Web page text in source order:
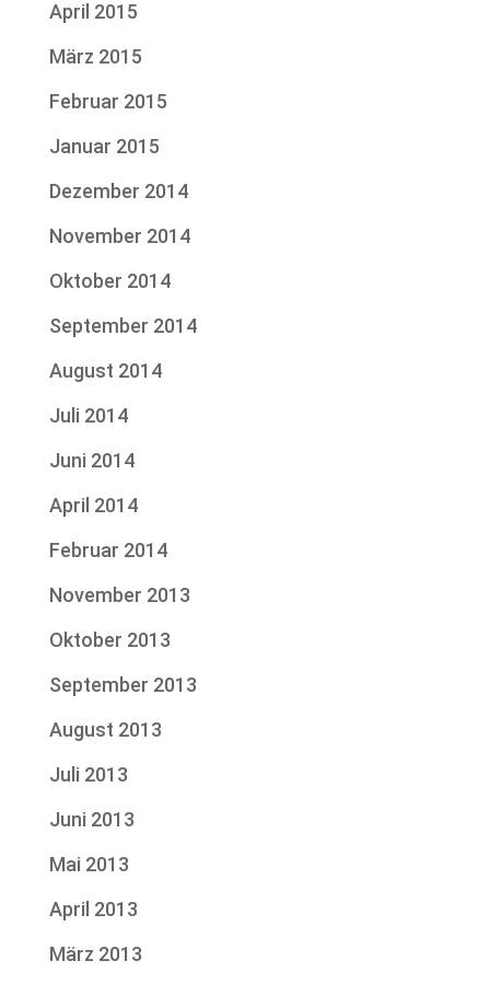
April 2015
März 2015
Februar 2015
Januar 2015
Dezember 2014
November 2014
Oktober 2014
September 2014
August 2014
Juli 2014
Juni 2014
April 2014
Februar 2014
November 2013
Oktober 2013
September 2013
August 2013
Juli 2013
Juni 2013
Mai 2013
April 2013
März 2013